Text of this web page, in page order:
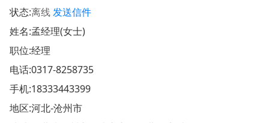
状态:离线发送信件
姓名:孟经理(女士)
职位:经理
电话:0317-8258735
手机:18333443399
地区:河北-沧州市